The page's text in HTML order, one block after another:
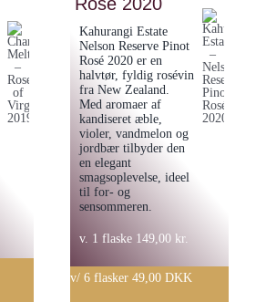
Kahurangi Estate
Nelson Reserve Pinot
Rosé 2020 er en
halvtør, fyldig rosévin
fra New Zealand.
Med aromaer af
kandiseret æble,
violer, vandmelon og
jordbær tilbyder den
en elegant
smagsoplevelse, ideel
til for- og
sensommeren.
v. 1 flaske 149,00 kr.
v/ 6 flasker 49,00 DKK